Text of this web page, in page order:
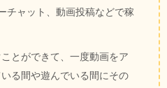
チャット、動画投稿などで稼
とができて、一度動画をア
る間や遊んでいる間にその